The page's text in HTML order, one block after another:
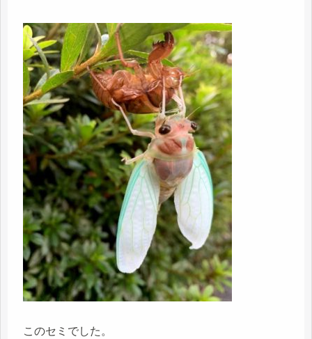
このセミでした。